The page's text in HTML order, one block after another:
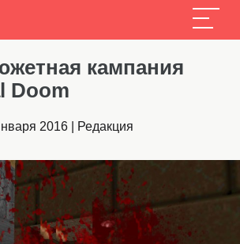
кампания
Doom
2016 Редакция